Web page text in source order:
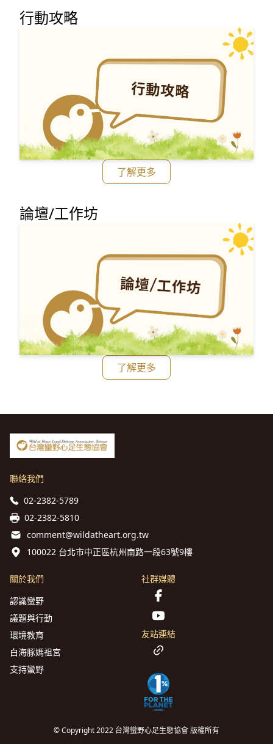
行動攻略
了解更多
論壇/工作坊
了解更多
聯絡我們
02-2382-5789
02-2382-5810
comment@wildatheart.org.tw
100022 台北市中正區杭州南路一段63號9樓
關於我們
認識蠻野
議題與行動
環境教育
白海豚媽祖宮
支持蠻野
社群媒體
友站連結
© Copyright 2022 台灣蠻野心足生態協會 版權所有